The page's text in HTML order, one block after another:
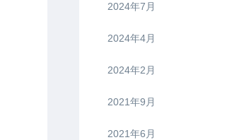
2024年7月
2024年4月
2024年2月
2021年9月
2021年6月